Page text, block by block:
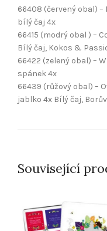
66408 (červený obal) –
bílý čaj 4x
66415 (modrý obal ) –
Bílý čaj, Kokos &
66422 (zelený obal) –
spánek 4x
66439 (růžový obal) –
jablko 4x Bílý čaj,
Související